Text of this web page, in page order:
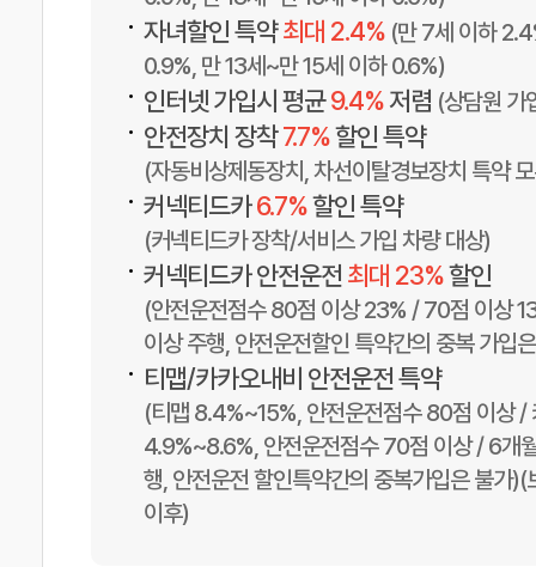
• 자녀할인 특약최대 2.4% (만 7세 이하
0.9%, 만 13세~만 15세 이하 0.6%)
• 인터넷 가입시 평균9.4%저렴 (상담원 가
• 안전장치 장착7.7%할인 특약
(자동비상제동장치, 차선이탈경보장치 특약
• 커넥티드카6.7%할인 특약
(커넥티드카 장착/서비스 가입 차량 대상)
• 커넥티드카 안전운전 최대 23%할인
(안전운전점수 80점 이상 23% / 70점 이상
이상 주행, 안전운전할인 특약간의 중복 가입
• 티맵/카카오내비 안전운전 특약
(티맵 8.4%~15%, 안전운전점수 80점 이상 /
4.9%~8.6%, 안전운전점수 70점 이상 / 6개
행, 안전운전 할인특약간의 중복가입은 불가)(
이후)